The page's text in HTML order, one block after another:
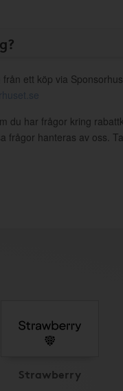
ett köp via
du har frågor kring
frågor hanteras av oss.
Strawberry